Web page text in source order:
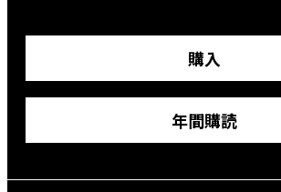
購入
年間購読